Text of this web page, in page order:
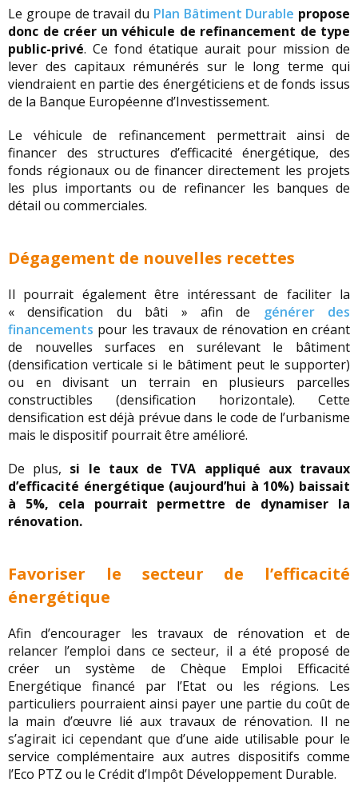
Le groupe de travail du Plan Bâtiment Durable propose
donc de créer un véhicule de refinancement de type
public-privé. Ce fond étatique aurait pour mission de
lever des capitaux rémunérés sur le long terme qui
viendraient en partie des énergéticiens et de fonds issus
de la Banque Européenne d’Investissement.
Le véhicule de refinancement permettrait ainsi de
financer des structures d’efficacité énergétique, des
fonds régionaux ou de financer directement les projets
les plus importants ou de refinancer les banques de
détail ou commerciales.
Dégagement de nouvelles recettes
Il pourrait également être intéressant de faciliter la
« densification du bâti » afin de
générer des
financements pour les travaux de rénovation en créant
de nouvelles surfaces en surélevant le bâtiment
(densification verticale si le bâtiment peut le supporter)
ou en divisant un terrain en plusieurs parcelles
constructibles (densification horizontale). Cette
densification est déjà prévue dans le code de l’urbanisme
mais le dispositif pourrait être amélioré.
De plus, si le taux de TVA appliqué aux travaux
d’efficacité énergétique (aujourd’hui à 10%) baissait
à 5%, cela pourrait permettre de dynamiser la
rénovation.
Favoriser le secteur de l’efficacité
énergétique
Afin d’encourager les travaux de rénovation et de
relancer l’emploi dans ce secteur, il a été proposé de
créer un système de Chèque Emploi Efficacité
Energétique financé par l’Etat ou les régions. Les
particuliers pourraient ainsi payer une partie du coût de
la main d’œuvre lié aux travaux de rénovation. Il ne
s’agirait ici cependant que d’une aide utilisable pour le
service complémentaire aux autres dispositifs comme
l’Eco PTZ ou le Crédit d’Impôt Développement Durable.